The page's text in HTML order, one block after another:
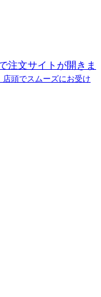
注文サイトが開きま
頭でスムーズにお受け